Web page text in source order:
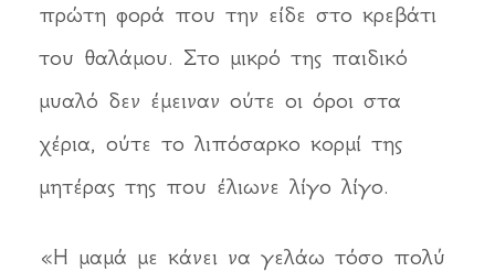
πρώτη φορά που την είδε στο κρεβάτι
του θαλάμου. Στο μικρό της παιδικό
μυαλό δεν έμειναν ούτε οι όροι στα
χέρια, ούτε το λιπόσαρκο κορμί της
μητέρας της που έλιωνε λίγο λίγο.
«Η μαμά με κάνει να γελάω τόσο πολύ